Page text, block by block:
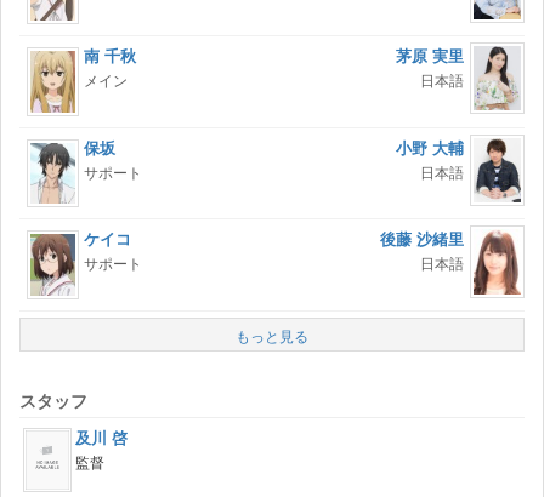
南 千秋
メイン
茅原 実里
日本語
保坂
サポート
小野 大輔
日本語
ケイコ
サポート
後藤 沙緒里
日本語
もっと見る
スタッフ
及川 啓
監督